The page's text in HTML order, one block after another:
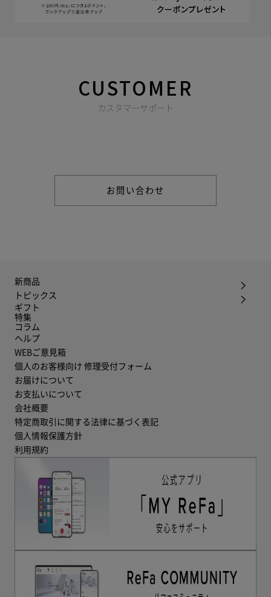
CUSTOMER
カスタマーサポート
お問い合わせ
新商品
トピックス
ギフト
特集
コラム
ヘルプ
WEBご意見箱
個人のお客様向け 修理受付フォーム
お届けについて
お支払いについて
会社概要
特定商取引に関する法律に基づく表記
個人情報保護方針
利用規約